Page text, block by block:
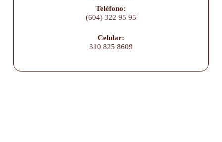
Teléfono:
(604) 322 95 95
Celular:
310 825 8609